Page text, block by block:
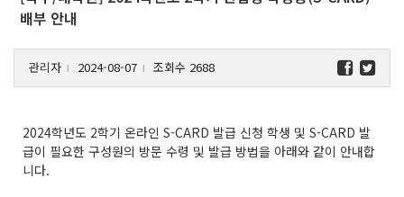
배부 안내
관리자 l 2024-08-07 l 조회수 2688
2024학년도 2학기 온라인 S-CARD 발급 신청 학생 및 S-CARD 발
급이 필요한 구성원의 방문 수령 및 발급 방법을 아래와 같이 안내합
니다.